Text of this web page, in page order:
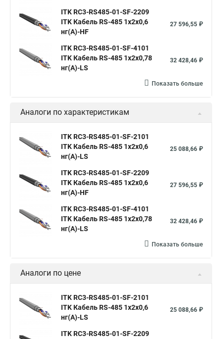
ITK RC3-RS485-01-SF-2209
ITK Кабель RS-485 1х2х0,6
нг(А)-HF
27 596,55 ₽
ITK RC3-RS485-01-SF-4101
ITK Кабель RS-485 1х2х0,78
нг(А)-LS
32 428,46 ₽
Показать больше
Аналоги по характеристикам
ITK RC3-RS485-01-SF-2101
ITK Кабель RS-485 1х2х0,6
нг(А)-LS
25 088,66 ₽
ITK RC3-RS485-01-SF-2209
ITK Кабель RS-485 1х2х0,6
нг(А)-HF
27 596,55 ₽
ITK RC3-RS485-01-SF-4101
ITK Кабель RS-485 1х2х0,78
нг(А)-LS
32 428,46 ₽
Показать больше
Аналоги по цене
ITK RC3-RS485-01-SF-2101
ITK Кабель RS-485 1х2х0,6
нг(А)-LS
25 088,66 ₽
ITK RC3-RS485-01-SF-2209